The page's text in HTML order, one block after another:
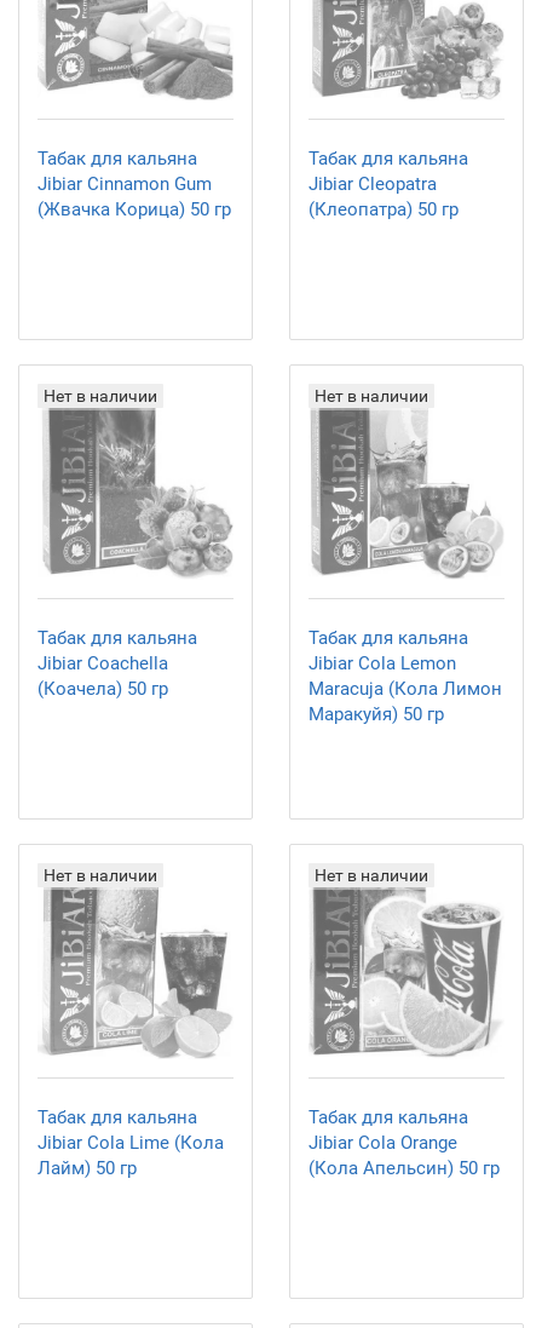
Табак для кальяна
Jibiar Cinnamon Gum
(Жвачка Корица) 50 гр
Табак для кальяна
Jibiar Cleopatra
(Клеопатра) 50 гр
Нет в наличии
Табак для кальяна
Jibiar Coachella
(Коачела) 50 гр
Нет в наличии
Табак для кальяна
Jibiar Cola Lemon
Maracuja (Кола Лимон
Маракуйя) 50 гр
Нет в наличии
Табак для кальяна
Jibiar Cola Lime (Кола
Лайм) 50 гр
Нет в наличии
Табак для кальяна
Jibiar Cola Orange
(Кола Апельсин) 50 гр